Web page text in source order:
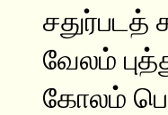
சதுர்படத்
வேலம்
கோலம்